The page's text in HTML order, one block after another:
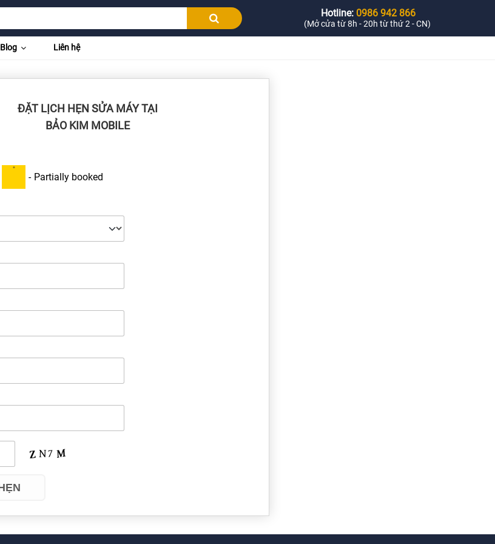
Hotline: 0986 942 866
(Mở cửa từ 8h - 20h từ thứ 2 - CN)
Blog Liên hệ
ĐẶT LỊCH HẸN SỬA MÁY TẠI
BẢO KIM MOBILE
·
- Partially booked